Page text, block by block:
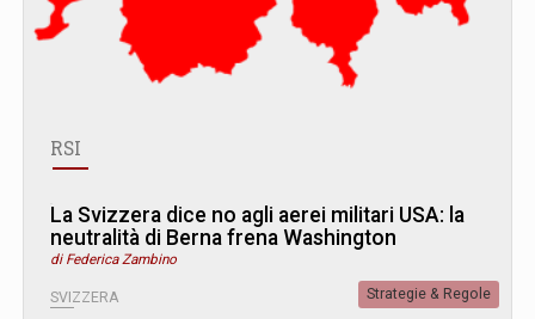
RSI
La Svizzera dice no agli aerei militari USA: la
neutralità di Berna frena Washington
di Federica Zambino
SVIZZERA Strategie & Regole